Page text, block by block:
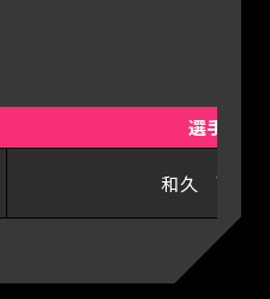
選手
和久 夢来